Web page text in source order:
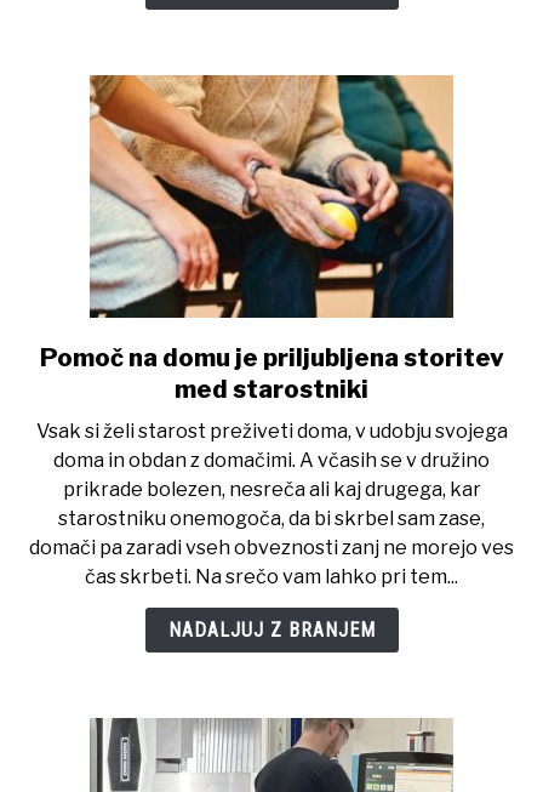
link
to
na
domu
je
priljubljena
storitev
med
starostniki
Pomoč na domu je priljubljena storitev
med starostniki
Vsak si želi starost preživeti doma, v udobju svojega
doma in obdan z domačimi. A včasih se v družino
prikrade bolezen, nesreča ali kaj drugega, kar
starostniku onemogoča, da bi skrbel sam zase,
domači pa zaradi vseh obveznosti zanj ne morejo ves
čas skrbeti. Na srečo vam lahko pri tem...
NADALJUJ Z BRANJEM